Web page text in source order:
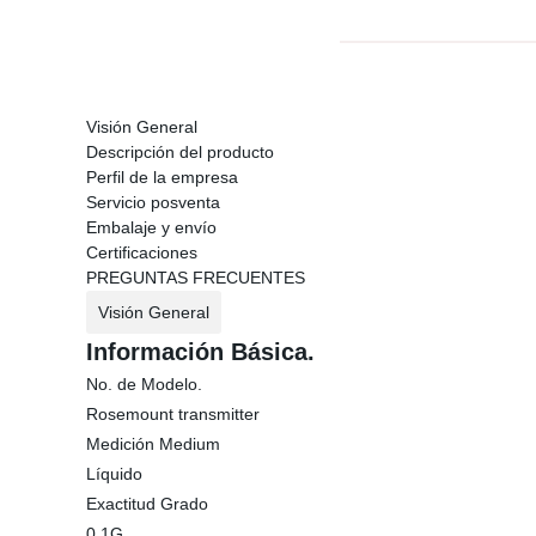
Visión General
Descripción del producto
Perfil de la empresa
Servicio posventa
Embalaje y envío
Certificaciones
PREGUNTAS FRECUENTES
Visión General
Información Básica.
No. de Modelo.
Rosemount transmitter
Medición Medium
Líquido
Exactitud Grado